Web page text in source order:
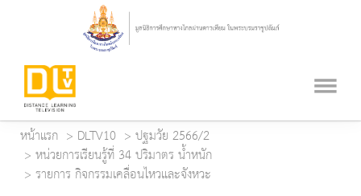
หน้าแรก DLTV10
ปฐมวัย 2566/2
หน่วยการเรียนรู้ที่ 34 ปริมาตร น้ำหนัก
รายการ กิจกรรมเคลื่อนไหวและจังหวะ